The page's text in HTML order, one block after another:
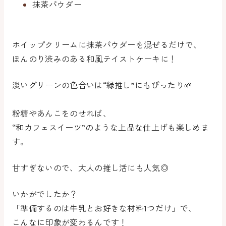
抹茶パウダー
ホイップクリームに抹茶パウダーを混ぜるだけで、
ほんのり渋みのある和風テイストケーキ に！
淡いグリーンの色合いは“緑推し”にもぴったり🌱
粉糖やあんこをのせれば、
“和カフェスイーツ”のような上品な仕上げも楽しめま
す。
甘すぎないので、大人の推し活にも人気◎
いかがでしたか？
「準備するのは牛乳とお好きな材料1つだけ」で、
こんなに印象が変わるんです！